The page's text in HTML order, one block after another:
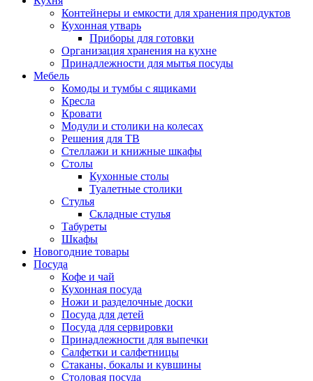
Контейнеры и емкости для хранения продуктов
Кухонная утварь
Приборы для готовки
Организация хранения на кухне
Принадлежности для мытья посуды
Мебель
Комоды и тумбы с ящиками
Кресла
Кровати
Модули и столики на колесах
Решения для ТВ
Стеллажи и книжные шкафы
Столы
Кухонные столы
Туалетные столики
Стулья
Складные стулья
Табуреты
Шкафы
Новогодние товары
Посуда
Кофе и чай
Кухонная посуда
Ножи и разделочные доски
Посуда для детей
Посуда для сервировки
Принадлежности для выпечки
Салфетки и салфетницы
Стаканы, бокалы и кувшины
Столовая посуда